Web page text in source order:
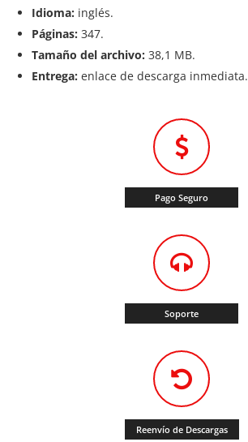
Idioma: inglés.
Páginas: 347.
Tamaño del archivo: 38,1 MB.
Entrega: enlace de descarga inmediata.
Pago Seguro
Soporte
Reenvío de Descargas